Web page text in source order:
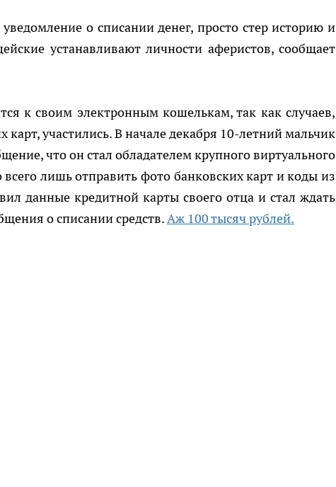
о списании денег, просто стер историю и
устанавливают личности аферистов, сообщает
к своим электронным кошелькам, так как случаев,
участились. В начале декабря 10-летний мальчик
что он стал обладателем крупного виртуального
лишь отправить фото банковских карт и коды из
данные кредитной карты своего отца и стал ждать
о списании средств.Аж 100 тысяч рублей.